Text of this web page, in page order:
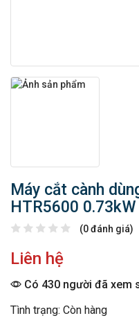
Máy cắt cành
HTR5600 0.73kW
(0 đánh giá)
Liên hệ
Có 430 người đã xem
Tình trạng: Còn hàng